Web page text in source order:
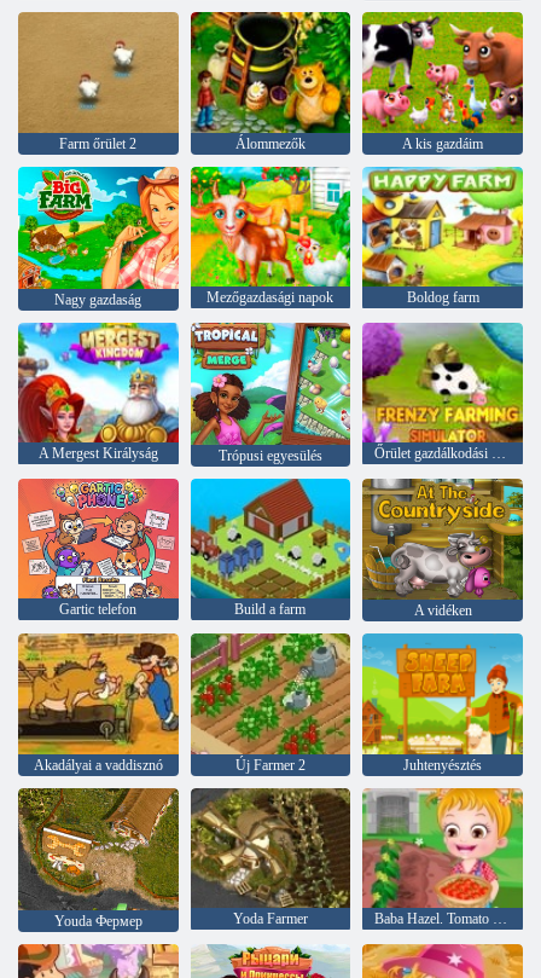
Farm őrület 2 Álommezők A kis gazdáim
Nagy gazdaság Mezőgazdasági napok Boldog farm
A Mergest Királyság Trópusi egyesülés Őrület gazdálkodási szimulátor
Gartic telefon Build a farm A vidéken
Akadályai a vaddisznó Új Farmer 2 Juhtenyésztés
Youda Фермер Yoda Farmer Baba Hazel. Tomato gazdálkodás